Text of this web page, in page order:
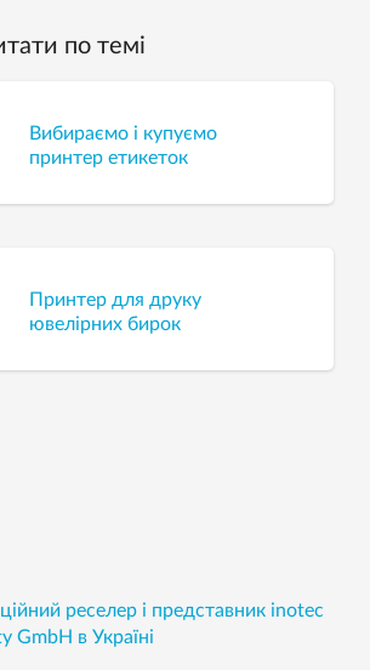
по темі
Вибираємо і купуємо
принтер етикеток
Принтер для друку
ювелірних бирок
реселер і представник inotec
GmbH в Україні